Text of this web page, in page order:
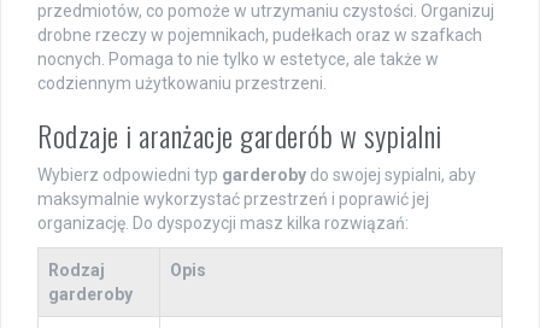
przedmiotów, co pomoże w utrzymaniu czystości. Organizuj
drobne rzeczy w pojemnikach, pudełkach oraz w szafkach
nocnych. Pomaga to nie tylko w estetyce, ale także w
codziennym użytkowaniu przestrzeni.
Rodzaje i aranżacje garderób w sypialni
Wybierz odpowiedni typ garderoby do swojej sypialni, aby
maksymalnie wykorzystać przestrzeń i poprawić jej
organizację. Do dyspozycji masz kilka rozwiązań:
Rodzaj
garderoby
Opis